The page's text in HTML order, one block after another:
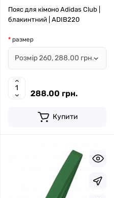
Пояс для кімоно Adidas Club |
блакинтний | ADIB220
размер
288.00 грн.
Купити